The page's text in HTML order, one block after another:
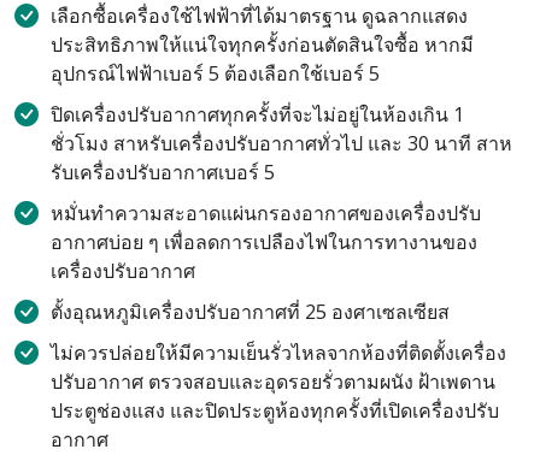
เลือกซื้อเครื่องใช้ไฟฟ้าที่ได้มาตรฐาน ดูฉลากแสดง
ประสิทธิภาพให้แน่ใจทุกครั้งก่อนตัดสินใจซื้อ หากมี
อุปกรณ์ไฟฟ้าเบอร์ 5 ต้องเลือกใช้เบอร์ 5
ปิดเครื่องปรับอากาศทุกครั้งที่จะไม่อยู่ในห้องเกิน 1
ชั่วโมง สาหรับเครื่องปรับอากาศทั่วไป และ 30 นาที สาห
รับเครื่องปรับอากาศเบอร์ 5
หมั่นทำความสะอาดแผ่นกรองอากาศของเครื่องปรับ
อากาศบ่อย ๆ เพื่อลดการเปลืองไฟในการทางานของ
เครื่องปรับอากาศ
ตั้งอุณหภูมิเครื่องปรับอากาศที่ 25 องศาเซลเซียส
ไม่ควรปล่อยให้มีความเย็นรั่วไหลจากห้องที่ติดตั้งเครื่อง
ปรับอากาศ ตรวจสอบและอุดรอยรั่วตามผนัง ฝ้าเพดาน
ประตูช่องแสง และปิดประตูห้องทุกครั้งที่เปิดเครื่องปรับ
อากาศ